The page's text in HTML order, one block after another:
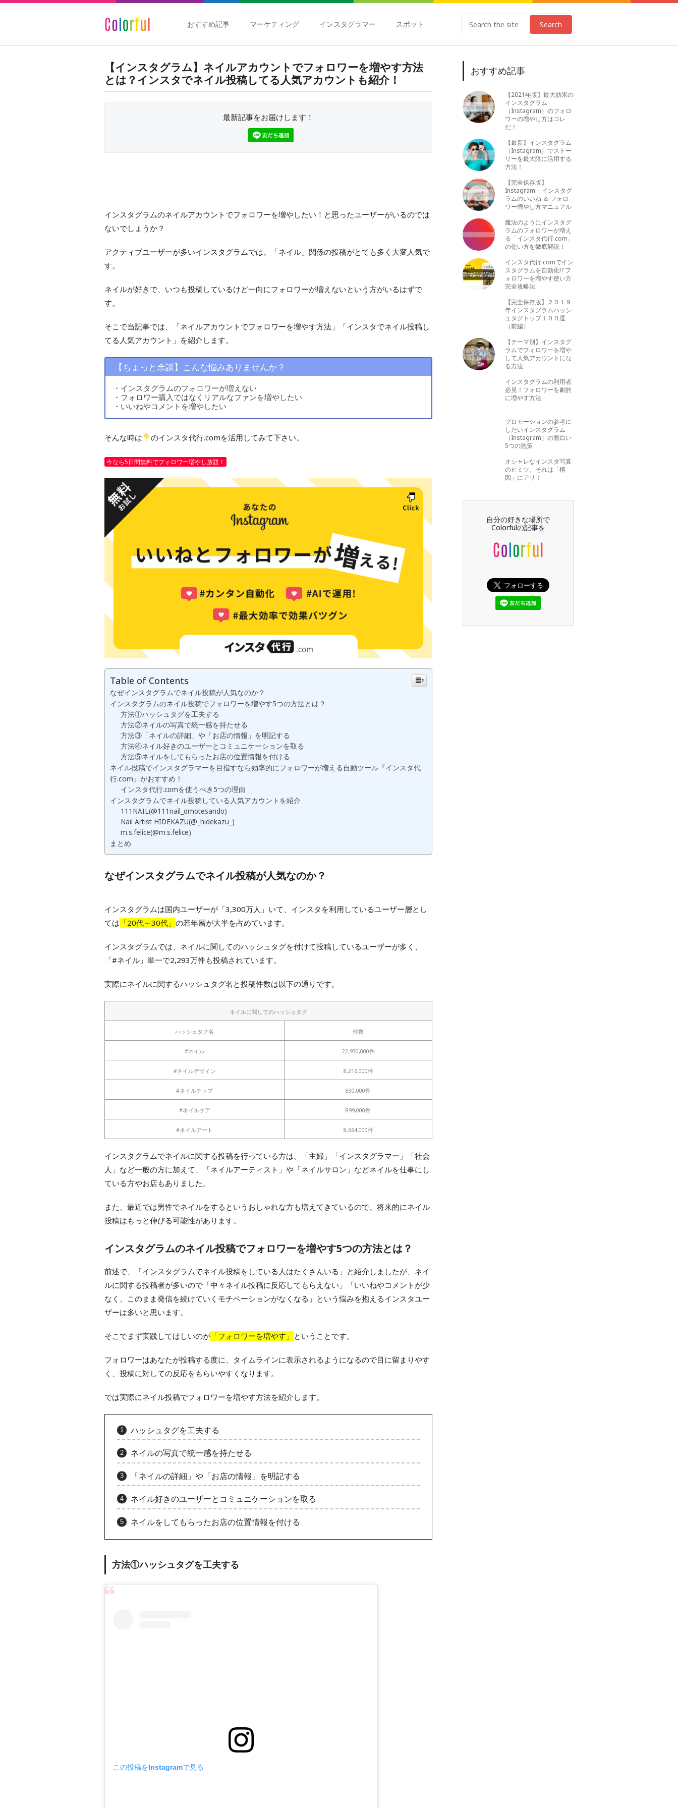
おすすめ記事 マーケティング インスタグラマー スポット Search
【インスタグラム】ネイルアカウントでフォロワーを増やす方法
とは？インスタでネイル投稿してる人気アカウントも紹介！
最新記事をお届けします！
インスタグラムのネイルアカウントでフォロワーを増やしたい！と思ったユーザーがいるのでは
ないでしょうか？
アクティブユーザーが多いインスタグラムでは、「ネイル」関係の投稿がとても多く大変人気で
す。
ネイルが好きで、いつも投稿しているけど一向にフォロワーが増えないという方がいるはずで
す。
そこで当記事では、「ネイルアカウントでフォロワーを増やす方法」「インスタでネイル投稿し
てる人気アカウント」を紹介します。
【ちょっと余談】こんな悩みありませんか？
・インスタグラムのフォロワーが増えない
・フォロワー購入ではなくリアルなファンを増やしたい
・いいねやコメントを増やしたい
そんな時は のインスタ代行.comを活用してみて下さい。
今なら5日間無料でフォロワー増やし放題！
Table of Contents
なぜインスタグラムでネイル投稿が人気なのか？
インスタグラムのネイル投稿でフォロワーを増やす5つの方法とは？
方法①ハッシュタグを工夫する
方法②ネイルの写真で統一感を持たせる
方法③「ネイルの詳細」や「お店の情報」を明記する
方法④ネイル好きのユーザーとコミュニケーションを取る
方法⑤ネイルをしてもらったお店の位置情報を付ける
ネイル投稿でインスタグラマーを目指すなら効率的にフォロワーが増える自動ツール『インスタ代
行.com』がおすすめ！
インスタ代行.comを使うべき5つの理由
インスタグラムでネイル投稿している人気アカウントを紹介
111NAIL(@111nail_omotesando)
Nail Artist HIDEKAZU(@_hidekazu_)
m.s.felice(@m.s.felice)
まとめ
なぜインスタグラムでネイル投稿が人気なのか？
インスタグラムは国内ユーザーが「3,300万人」いて、インスタを利用しているユーザー層とし
ては 「20代～30代」 の若年層が大半を占めています。
インスタグラムでは、ネイルに関してのハッシュタグを付けて投稿しているユーザーが多く、
「#ネイル」単一で2,293万件も投稿されています。
実際にネイルに関するハッシュタグ名と投稿件数は以下の通りです。
ネイルに関してのハッシュタグ
ハッシュタグ名 件数
#ネイル 22,930,000件
#ネイルデザイン 8,216,000件
#ネイルチップ 830,000件
#ネイルケア 899,000件
#ネイルアート 8,664,000件
インスタグラムでネイルに関する投稿を行っている方は、「主婦」「インスタグラマー」「社会
人」など一般の方に加えて、「ネイルアーティスト」や「ネイルサロン」などネイルを仕事にし
ている方やお店もありました。
また、最近では男性でネイルをするというおしゃれな方も増えてきているので、将来的にネイル
投稿はもっと伸びる可能性があります。
インスタグラムのネイル投稿でフォロワーを増やす5つの方法とは？
前述で、「インスタグラムでネイル投稿をしている人はたくさんいる」と紹介しましたが、ネイ
ルに関する投稿者が多いので「中々ネイル投稿に反応してもらえない」「いいねやコメントが少
なく、このまま発信を続けていくモチベーションがなくなる」という悩みを抱えるインスタユー
ザーは多いと思います。
そこでまず実践してほしいのが 「フォロワーを増やす」 ということです。
フォロワーはあなたが投稿する度に、タイムラインに表示されるようになるので目に留まりやす
く、投稿に対しての反応をもらいやすくなります。
では実際にネイル投稿でフォロワーを増やす方法を紹介します。
ハッシュタグを工夫する
ネイルの写真で統一感を持たせる
「ネイルの詳細」や「お店の情報」を明記する
ネイル好きのユーザーとコミュニケーションを取る
ネイルをしてもらったお店の位置情報を付ける
方法①ハッシュタグを工夫する
この投稿をInstagramで見る
おすすめ記事
【2021年版】最大効果の
インスタグラム
（Instagram）のフォロ
ワーの増やし方はコレ
だ！
【最新】インスタグラム
（Instagram）でストー
リーを最大限に活用する
方法！
【完全保存版】
Instagram – インスタグ
ラムのいいね ＆ フォロ
ワー増やし方マニュアル
魔法のようにインスタグ
ラムのフォロワーが増え
る「インスタ代行.com」
の使い方を徹底解説！
インスタ代行.comでイン
スタグラムを自動化!? フ
ォロワーを増やす使い方
完全攻略法
【完全保存版】２０１９
年インスタグラムハッシ
ュタグトップ１００選
（前編）
【テーマ別】インスタグ
ラムでフォロワーを増や
して人気アカウントにな
る方法
インスタグラムの利用者
必見！フォロワーを劇的
に増やす方法
プロモーションの参考に
したいインスタグラム
（Instagram）の面白い
5つの施策
オシャレなインスタ写真
のヒミツ。それは「構
図」にアリ！
自分の好きな場所で
Colorfulの記事を